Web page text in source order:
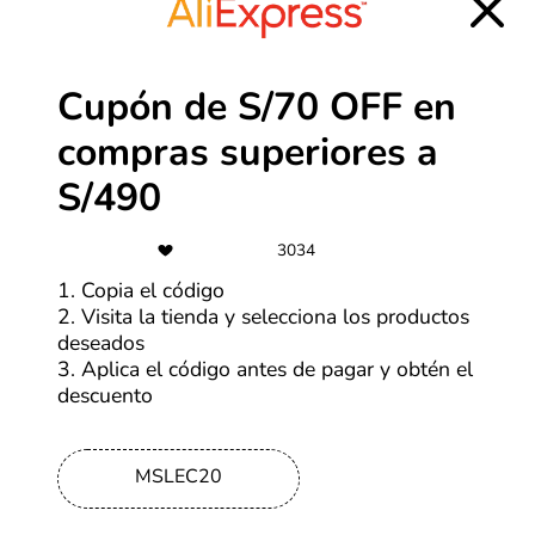
-30%
Cupones actualizados el martes, 4 de agosto de 2026
Cupón de S/70 OFF en
compras superiores a
S/490
3034
1. Copia el código
2. Visita la tienda y selecciona los productos
deseados
3. Aplica el código antes de pagar y obtén el
descuento
MSLEC20
Las mascotas tienen una habilidad especial para
transformar objetos comunes en sus favoritos. Una caja